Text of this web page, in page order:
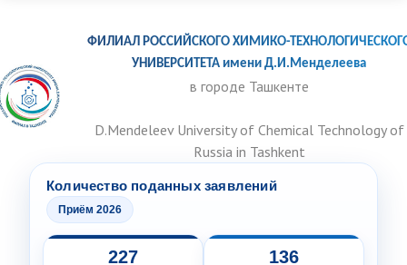
ФИЛИАЛ РОССИЙСКОГО ХИМИКО-
УНИВЕРСИТЕТА имени Д.И.Менделеева
в городе Ташкенте
D.Mendeleev University of Chemical Technology of
Russia in Tashkent
Количество поданных заявлений
Приём 2026
227 136